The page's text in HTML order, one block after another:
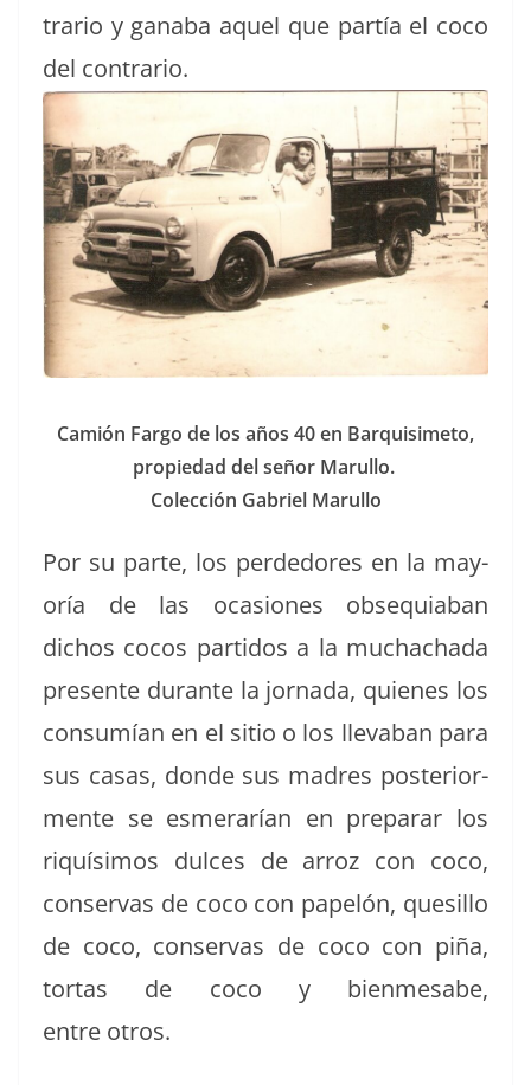
trario y gan­a­ba aquel que partía el coco
del contrario.
Camión Far­go de los años 40 en Bar­quisime­to,
propiedad del señor Marullo.
Colec­ción Gabriel Marullo
Por su parte, los perde­dores en la may­
oría de las oca­siones obse­quia­ban
dichos cocos par­tidos a la muchacha­da
pre­sente durante la jor­na­da, quienes los
con­sumían en el sitio o los llev­a­ban para
sus casas, donde sus madres pos­te­ri­or­
mente se esmer­arían en preparar los
riquísi­mos dul­ces de arroz con coco,
con­ser­vas de coco con papelón, que­sil­lo
de coco, con­ser­vas de coco con piña,
tor­tas de coco y bien­mesabe,
entre otros.